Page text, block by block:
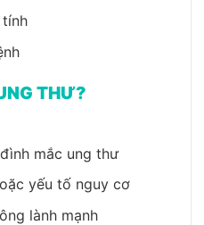
tính
THƯ?
mắc ung thư
yếu tố nguy cơ
lành mạnh